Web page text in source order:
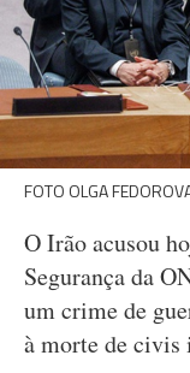
FOTO OLGA
O Irão acusou
Segurança da
um crime de
à morte de civis